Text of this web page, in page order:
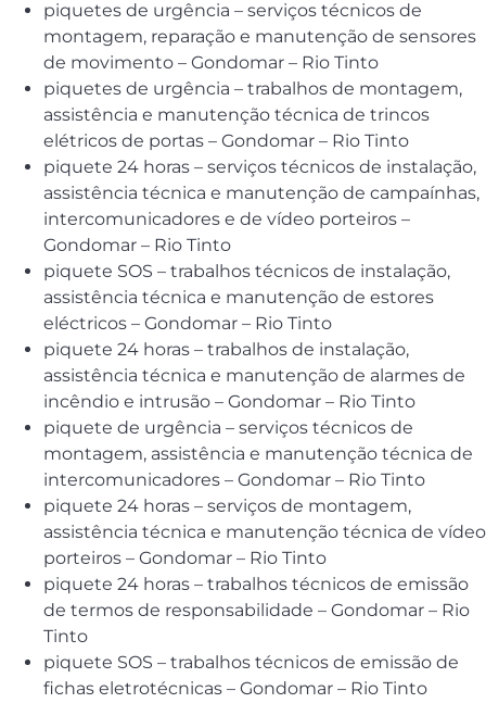
piquetes de urgência – serviços técnicos de
montagem, reparação e manutenção de sensores
de movimento – Gondomar – Rio Tinto
piquetes de urgência – trabalhos de montagem,
assistência e manutenção técnica de trincos
elétricos de portas – Gondomar – Rio Tinto
piquete 24 horas – serviços técnicos de instalação,
assistência técnica e manutenção de campaínhas,
intercomunicadores e de vídeo porteiros –
Gondomar – Rio Tinto
piquete SOS – trabalhos técnicos de instalação,
assistência técnica e manutenção de estores
eléctricos – Gondomar – Rio Tinto
piquete 24 horas – trabalhos de instalação,
assistência técnica e manutenção de alarmes de
incêndio e intrusão – Gondomar – Rio Tinto
piquete de urgência – serviços técnicos de
montagem, assistência e manutenção técnica de
intercomunicadores – Gondomar – Rio Tinto
piquete 24 horas – serviços de montagem,
assistência técnica e manutenção técnica de vídeo
porteiros – Gondomar – Rio Tinto
piquete 24 horas – trabalhos técnicos de emissão
de termos de responsabilidade – Gondomar – Rio
Tinto
piquete SOS – trabalhos técnicos de emissão de
fichas eletrotécnicas – Gondomar – Rio Tinto